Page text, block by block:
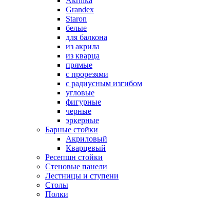
Grandex
Staron
белые
для балкона
из акрила
из кварца
прямые
с прорезями
с радиусным изгибом
угловые
фигурные
черные
эркерные
Барные стойки
Акриловый
Кварцевый
Ресепшн стойки
Стеновые панели
Лестницы и ступени
Столы
Полки